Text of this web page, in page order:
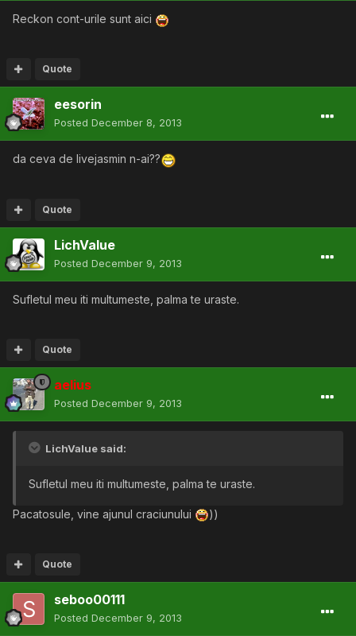
Reckon cont-urile sunt aici
Quote
eesorin
Posted December 8, 2013
da ceva de livejasmin n-ai??
Quote
LichValue
Posted December 9, 2013
Sufletul meu iti multumeste, palma te uraste.
Quote
aelius
Posted December 9, 2013
LichValue said:
Sufletul meu iti multumeste, palma te uraste.
Pacatosule, vine ajunul craciunului ))
Quote
seboo00111
Posted December 9, 2013